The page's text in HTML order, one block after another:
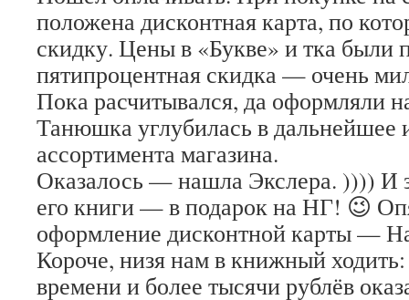
положена дисконтная карта, по
скидку. Цены в «Букве» и тка были
пятипроцентная скидка — очень
Пока расчитывался, да оформляли
Танюшка углубилась в дальнейшее
ассортимента магазина.
Оказалось — нашла Экслера. )))) И
его книги — в подарок на НГ! 😉
оформление дисконтной карты —
Короче, низя нам в книжный
времени и более тысячи рублёв